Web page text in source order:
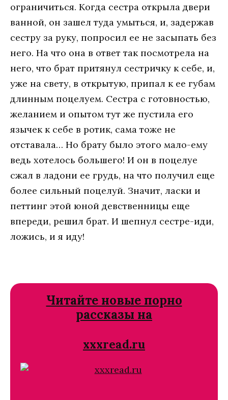
ограничиться. Когда сестра открыла двери
ванной, он зашел туда умыться, и, задержав
сестру за руку, попросил ее не засыпать без
него. На что она в ответ так посмотрела на
него, что брат притянул сестричку к себе, и,
уже на свету, в открытую, припал к ее губам
длинным поцелуем. Сестра с готовностью,
желанием и опытом тут же пустила его
язычек к себе в ротик, сама тоже не
отставала… Но брату было этого мало-ему
ведь хотелось большего! И он в поцелуе
сжал в ладони ее грудь, на что получил еще
более сильный поцелуй. Значит, ласки и
петтинг этой юной девственницы еще
впереди, решил брат. И шепнул сестре-иди,
ложись, и я иду!
Читайте новые порно
рассказы на
xxxread.ru